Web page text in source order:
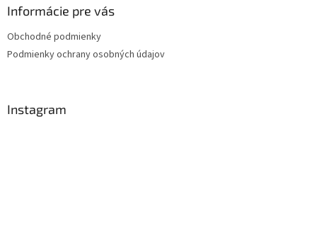
Informácie pre vás
Obchodné podmienky
Podmienky ochrany osobných údajov
Instagram